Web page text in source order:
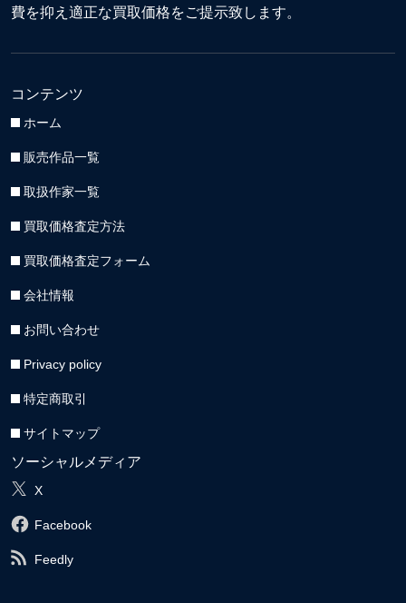
費を抑え適正な買取価格をご提示致します。
コンテンツ
ホーム
販売作品一覧
取扱作家一覧
買取価格査定方法
買取価格査定フォーム
会社情報
お問い合わせ
Privacy policy
特定商取引
サイトマップ
ソーシャルメディア
X
Facebook
Feedly